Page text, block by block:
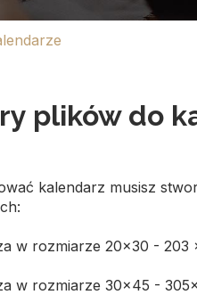
plików do
kalendarz musisz
w rozmiarze 20x30 -
w rozmiarze 30x45 -